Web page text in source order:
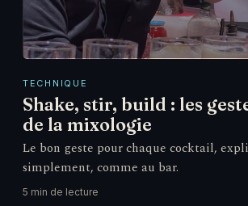
TECHNIQUE
Shake, stir, build : les
de la mixologie
Le bon geste pour chaque cocktail,
simplement, comme au bar.
5 min de lecture